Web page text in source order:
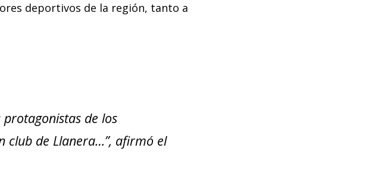
deportivos de la región, tanto a
protagonistas de los
club de Llanera…”, afirmó el